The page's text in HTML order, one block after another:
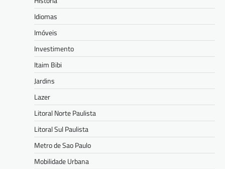
Idiomas
Imóveis
Investimento
Itaim Bibi
Jardins
Lazer
Litoral Norte Paulista
Litoral Sul Paulista
Metro de Sao Paulo
Mobilidade Urbana